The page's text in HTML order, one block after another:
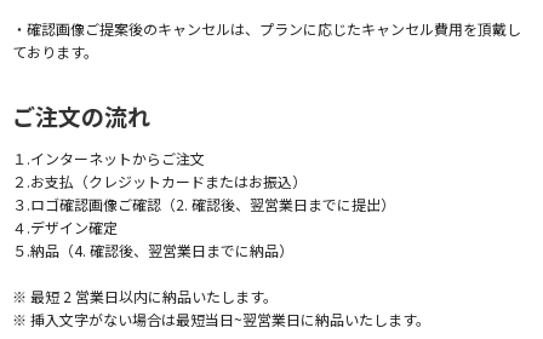
・確認画像ご提案後のキャンセルは、プランに応じたキャンセル費用を頂戴し
ております。
ご注文の流れ
１.インターネットからご注文
２.お支払（クレジットカードまたはお振込）
３.ロゴ確認画像ご確認（2. 確認後、翌営業日までに提出）
４.デザイン確定
５.納品（4. 確認後、翌営業日までに納品）
※ 最短 2 営業日以内に納品いたします。
※ 挿入文字がない場合は最短当日~翌営業日に納品いたします。